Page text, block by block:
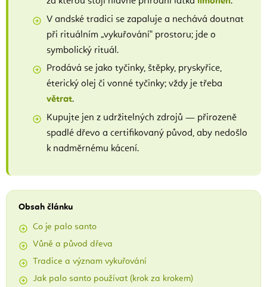
V andské tradici se zapaluje a nechává doutnat
při rituálním „vykuřování" prostoru; jde o
symbolický rituál.
Prodává se jako tyčinky, štěpky, pryskyřice,
éterický olej či vonné tyčinky; vždy je třeba
větrat.
Kupujte jen z udržitelných zdrojů — přirozeně
spadlé dřevo a certifikovaný původ, aby nedošlo
k nadměrnému kácení.
Obsah článku
Co je palo santo
Vůně a původ dřeva
Tradice a význam vykuřování
Jak palo santo používat (krok za krokem)